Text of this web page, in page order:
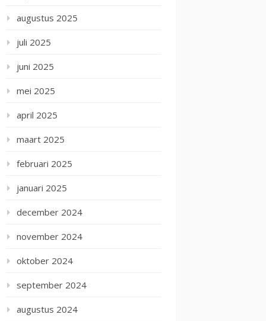
augustus 2025
juli 2025
juni 2025
mei 2025
april 2025
maart 2025
februari 2025
januari 2025
december 2024
november 2024
oktober 2024
september 2024
augustus 2024